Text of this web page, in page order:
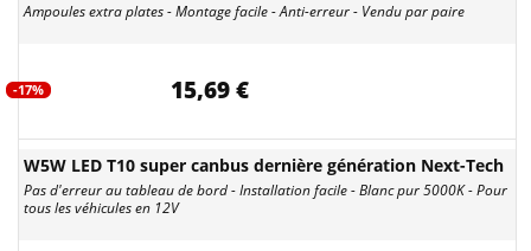
Ampoules extra plates - Montage facile - Anti-erreur - Vendu par paire
-17% 15,69 €
W5W LED T10 super canbus dernière génération Next-Tech
Pas d'erreur au tableau de bord - Installation facile - Blanc pur 5000K - Pour
tous les véhicules en 12V